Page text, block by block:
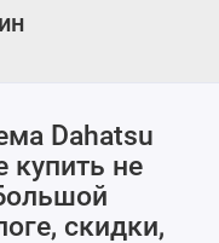
Dahatsu
купить не
скидки,